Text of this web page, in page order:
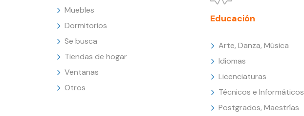
Muebles
Dormitorios
Se busca
Tiendas de hogar
Ventanas
Otros
Educación
Arte, Danza, Música
Idiomas
Licenciaturas
Técnicos e Informáticos
Postgrados, Maestrías